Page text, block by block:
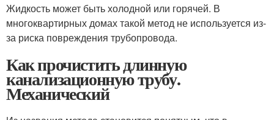
Жидкость может быть холодной или горячей. В
многоквартирных домах такой метод не используется из-
за риска повреждения трубопровода.
Как прочистить длинную
канализационную трубу.
Механический